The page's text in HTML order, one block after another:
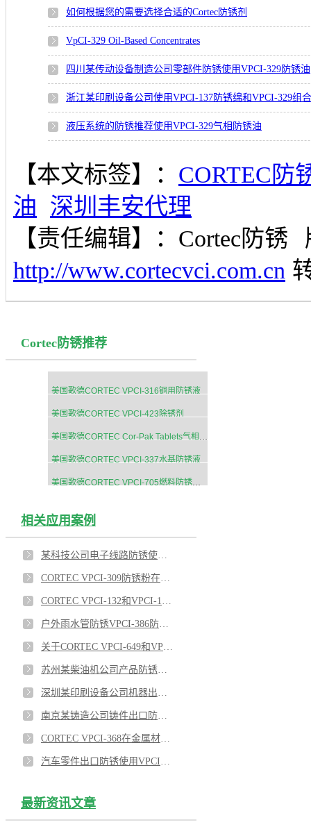
如何根据您的需要选择合适的Cortec防锈剂
VpCI-329 Oil-Based Concentrates
四川某传动设备制造公司零部件防锈使用VPCI-329防锈油
浙江某印刷设备公司使用VPCI-137防锈绵和VPCI-329组
液压系统的防锈推荐使用VPCI-329气相防锈油
【本文标签】： CORTEC防
油 深圳丰安代理
【责任编辑】： Cortec防锈
http://www.cortecvci.com.cn
Cortec防锈推荐
美国歌德CORTEC VPCI-316铜用防锈液
美国歌德CORTEC VPCI-423除锈剂
美国歌德CORTEC Cor-Pak Tablets气相防锈片剂
美国歌德CORTEC VPCI-337水基防锈液
美国歌德CORTEC VPCI-705燃料防锈添加剂
相关应用案例
最新资讯文章